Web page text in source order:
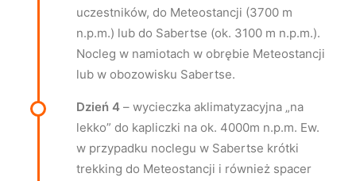
uczestników, do Meteostancji (3700 m
n.p.m.) lub do Sabertse (ok. 3100 m n.p.m.).
Nocleg w namiotach w obrębie Meteostancji
lub w obozowisku Sabertse.
Dzień 4 – wycieczka aklimatyzacyjna „na
lekko” do kapliczki na ok. 4000m n.p.m. Ew.
w przypadku noclegu w Sabertse krótki
trekking do Meteostancji i również spacer